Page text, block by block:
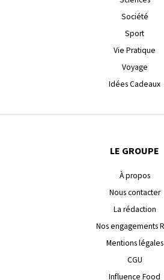
Société
Sport
Vie Pratique
Voyage
Idées Cadeaux
LE GROUPE
À propos
Nous contacter
La rédaction
Nos engagements
Mentions légales
CGU
Influence Food